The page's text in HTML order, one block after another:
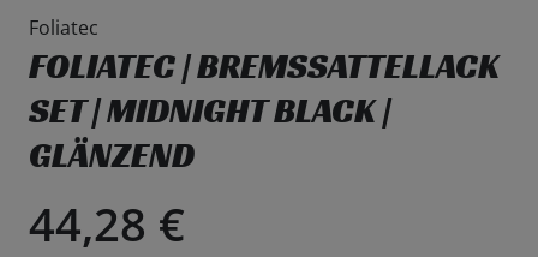
Foliatec
FOLIATEC | BREMSSATTELLACK
SET | MIDNIGHT BLACK |
GLÄNZEND
44,28 €